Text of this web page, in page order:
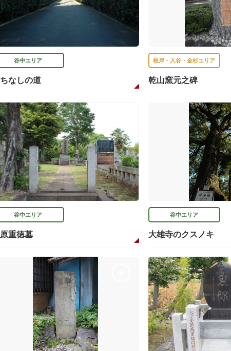
谷中エリア
ちなしの道
根岸・入谷・金杉エリア
乾山窯元之碑
谷中エリア
重徳墓
谷中エリア
大雄寺のクスノキ